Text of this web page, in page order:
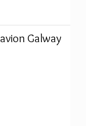
Galway